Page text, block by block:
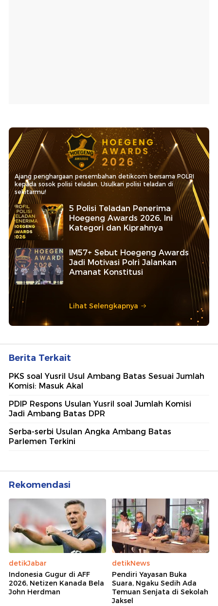
Ajang penghargaan persembahan detikcom bersama POLRI
kepada sosok polisi teladan. Usulkan polisi teladan di
sekitarmu!
5 Polisi Teladan Penerima
Hoegeng Awards 2026, Ini
Kategori dan Kiprahnya
IM57+ Sebut Hoegeng Awards
Jadi Motivasi Polri Jalankan
Amanat Konstitusi
Lihat Selengkapnya
Berita Terkait
PKS soal Yusril Usul Ambang Batas Sesuai Jumlah
Komisi: Masuk Akal
PDIP Respons Usulan Yusril soal Jumlah Komisi
Jadi Ambang Batas DPR
Serba-serbi Usulan Angka Ambang Batas
Parlemen Terkini
Rekomendasi
detikJabar
Indonesia Gugur di AFF
2026, Netizen Kanada Bela
John Herdman
detikNews
Pendiri Yayasan Buka
Suara, Ngaku Sedih Ada
Temuan Senjata di Sekolah
Jaksel